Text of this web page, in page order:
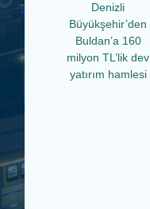
Denizli
Büyükşehir’den
Buldan’a 160
milyon TL’lik dev
yatırım hamlesi